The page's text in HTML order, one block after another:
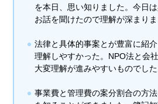
を本日、思い知りました。今日
お話を聞けたので理解が深まりま
法律と具体的事案とが豊富に紹
理解しやすかった。NPO法と会
大変理解が進みやすいものでした
事業費と管理費の案分割合の方